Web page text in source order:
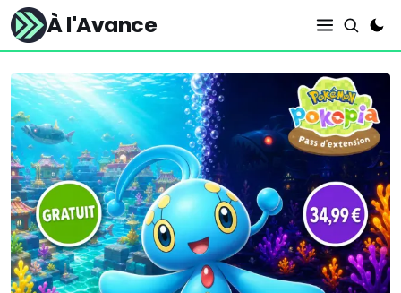
À l'Avance